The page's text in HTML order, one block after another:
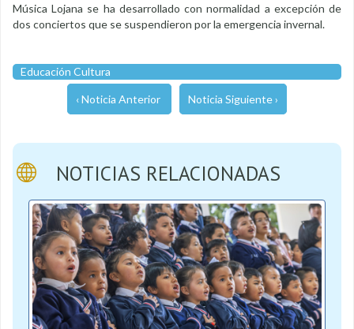
Música Lojana se ha desarrollado con normalidad a excepción de
dos conciertos que se suspendieron por la emergencia invernal.
Educación Cultura
‹ Noticia Anterior Noticia Siguiente ›
NOTICIAS RELACIONADAS